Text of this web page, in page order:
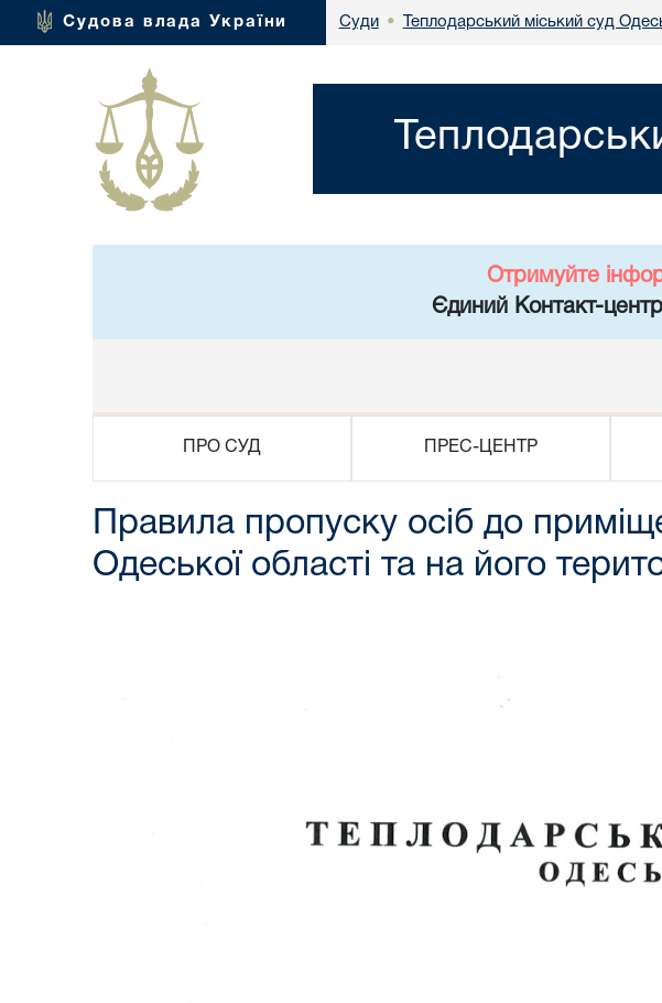
Судова влада України Суди • Теплодарський міський суд
Отримуйте
Єдиний Контакт-
ПРО СУД ПРЕС-ЦЕНТР
Правила пропуску осіб до
Одеської області та на його